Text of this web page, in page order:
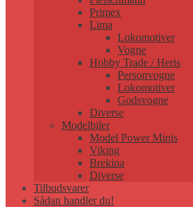
Primex
Lima
Lokomotiver
Vogne
Hobby Trade / Heris
Personvogne
Lokomotiver
Godsvogne
Diverse
Modelbiler
Model Power Minis
Viking
Brekina
Diverse
Tilbudsvarer
Sådan handler du!